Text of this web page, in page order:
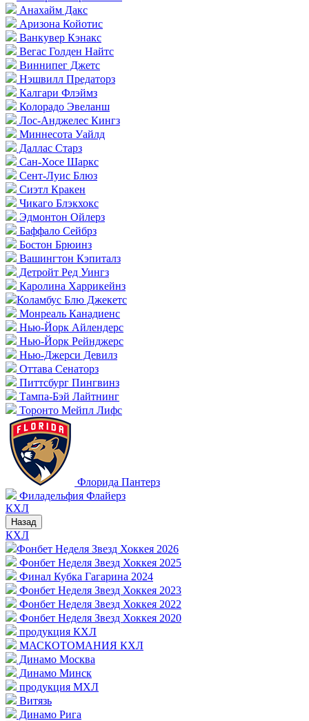
Анахайм Дакс
Аризона Койотис
Ванкувер Кэнакс
Вегас Голден Найтс
Виннипег Джетс
Нэшвилл Предаторз
Калгари Флэймз
Колорадо Эвеланш
Лос-Анджелес Кингз
Миннесота Уайлд
Даллас Старз
Сан-Хосе Шаркс
Сент-Луис Блюз
Сиэтл Кракен
Чикаго Блэкхокс
Эдмонтон Ойлерз
Баффало Сейбрз
Бостон Брюинз
Вашингтон Кэпиталз
Детройт Ред Уингз
Каролина Харрикейнз
Коламбус Блю Джекетс
Монреаль Канадиенс
Нью-Йорк Айлендерс
Нью-Йорк Рейнджерс
Нью-Джерси Девилз
Оттава Сенаторз
Питтсбург Пингвинз
Тампа-Бэй Лайтнинг
Торонто Мейпл Лифс
Флорида Пантерз
Филадельфия Флайерз
КХЛ
Назад
КХЛ
Фонбет Неделя Звезд Хоккея 2026
Фонбет Неделя Звезд Хоккея 2025
Финал Кубка Гагарина 2024
Фонбет Неделя Звезд Хоккея 2023
Фонбет Неделя Звезд Хоккея 2022
Фонбет Неделя Звезд Хоккея 2020
продукция КХЛ
МАСКОТОМАНИЯ КХЛ
Динамо Москва
Динамо Минск
продукция МХЛ
Витязь
Динамо Рига